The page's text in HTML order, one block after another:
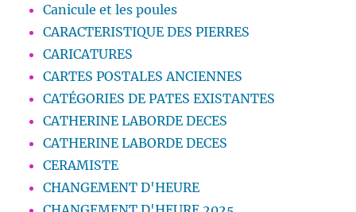
Canicule et les poules
CARACTERISTIQUE DES PIERRES
CARICATURES
CARTES POSTALES ANCIENNES
CATÉGORIES DE PATES EXISTANTES
CATHERINE LABORDE DECES
CATHERINE LABORDE DECES
CERAMISTE
CHANGEMENT D'HEURE